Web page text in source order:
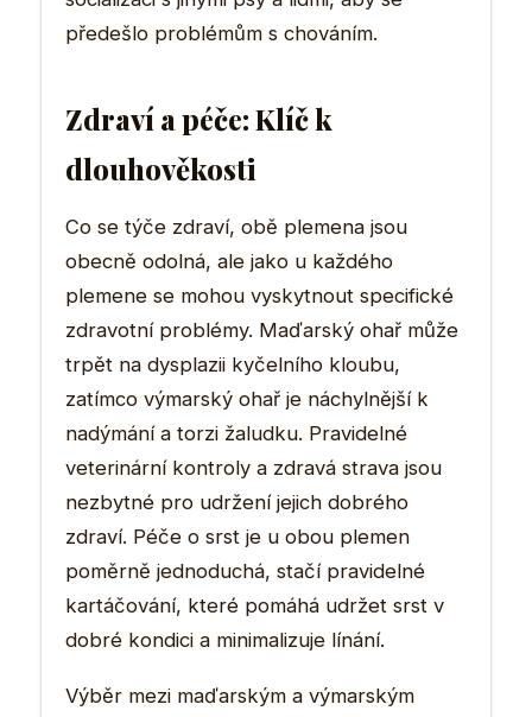
předešlo problémům s chováním.
Zdraví a péče: Klíč k
dlouhověkosti
Co se týče zdraví, obě plemena jsou
obecně odolná, ale jako u každého
plemene se mohou vyskytnout specifické
zdravotní problémy. Maďarský ohař může
trpět na dysplazii kyčelního kloubu,
zatímco výmarský ohař je náchylnější k
nadýmání a torzi žaludku. Pravidelné
veterinární kontroly a zdravá strava jsou
nezbytné pro udržení jejich dobrého
zdraví. Péče o srst je u obou plemen
poměrně jednoduchá, stačí pravidelné
kartáčování, které pomáhá udržet srst v
dobré kondici a minimalizuje línání.
Výběr mezi maďarským a výmarským